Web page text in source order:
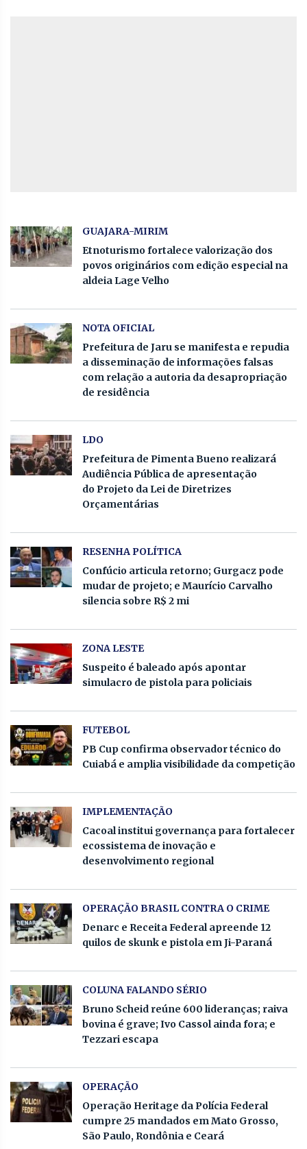
GUAJARA-MIRIM
Etnoturismo fortalece valorização dos
povos originários com edição especial na
aldeia Lage Velho
NOTA OFICIAL
Prefeitura de Jaru se manifesta e repudia
a disseminação de informações falsas
com relação a autoria da desapropriação
de residência
LDO
Prefeitura de Pimenta Bueno realizará
Audiência Pública de apresentação
do Projeto da Lei de Diretrizes
Orçamentárias
RESENHA POLÍTICA
Confúcio articula retorno; Gurgacz pode
mudar de projeto; e Maurício Carvalho
silencia sobre R$ 2 mi
ZONA LESTE
Suspeito é baleado após apontar
simulacro de pistola para policiais
FUTEBOL
PB Cup confirma observador técnico do
Cuiabá e amplia visibilidade da competição
IMPLEMENTAÇÃO
Cacoal institui governança para fortalecer
ecossistema de inovação e
desenvolvimento regional
OPERAÇÃO BRASIL CONTRA O CRIME
Denarc e Receita Federal apreende 12
quilos de skunk e pistola em Ji-Paraná
COLUNA FALANDO SÉRIO
Bruno Scheid reúne 600 lideranças; raiva
bovina é grave; Ivo Cassol ainda fora; e
Tezzari escapa
OPERAÇÃO
Operação Heritage da Polícia Federal
cumpre 25 mandados em Mato Grosso,
São Paulo, Rondônia e Ceará